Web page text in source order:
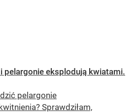
pelargonie eksplodują kwiatami.
pelargonie
Sprawdziłam,